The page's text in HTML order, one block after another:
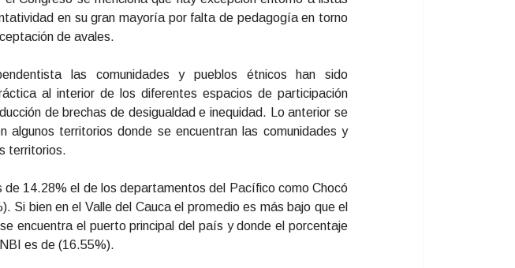
en su gran mayoría por falta de pedagogía en torno
de avales.
las comunidades y pueblos étnicos han sido
al interior de los diferentes espacios de participación
de brechas de desigualdad e inequidad. Lo anterior se
territorios donde se encuentran las comunidades y
territorios.
14.28% el de los departamentos del Pacífico como Chocó
bien en el Valle del Cauca el promedio es más bajo que el
encuentra el puerto principal del país y donde el porcentaje
es de (16.55%).